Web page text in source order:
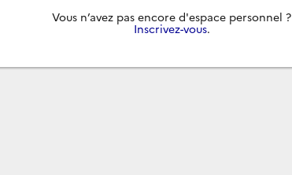
Vous n’avez pas encore d'espace personnel ?
Inscrivez-vous.